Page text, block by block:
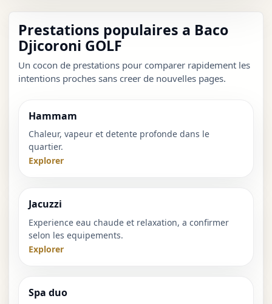
Prestations populaires a Baco
Djicoroni GOLF
Un cocon de prestations pour comparer rapidement les
intentions proches sans creer de nouvelles pages.
Hammam
Chaleur, vapeur et detente profonde dans le
quartier.
Explorer
Jacuzzi
Experience eau chaude et relaxation, a confirmer
selon les equipements.
Explorer
Spa duo